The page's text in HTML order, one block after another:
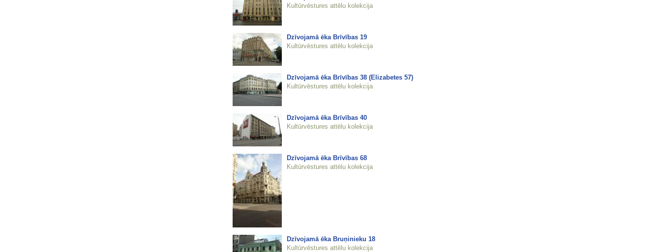
Kultūrvēstures attēlu kolekcija
Dzīvojamā ēka Brīvības 19
Kultūrvēstures attēlu kolekcija
Dzīvojamā ēka Brīvības 38 (Elizabetes 57)
Kultūrvēstures attēlu kolekcija
Dzīvojamā ēka Brīvības 40
Kultūrvēstures attēlu kolekcija
Dzīvojamā ēka Brīvības 68
Kultūrvēstures attēlu kolekcija
Dzīvojamā ēka Bruņinieku 18
Kultūrvēstures attēlu kolekcija